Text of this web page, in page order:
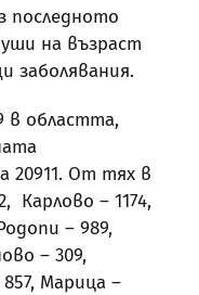
последното
на възраст
заболявания.
в областта,
20911. От тях в
Карлово – 1174,
– 989,
– 309,
Марица –